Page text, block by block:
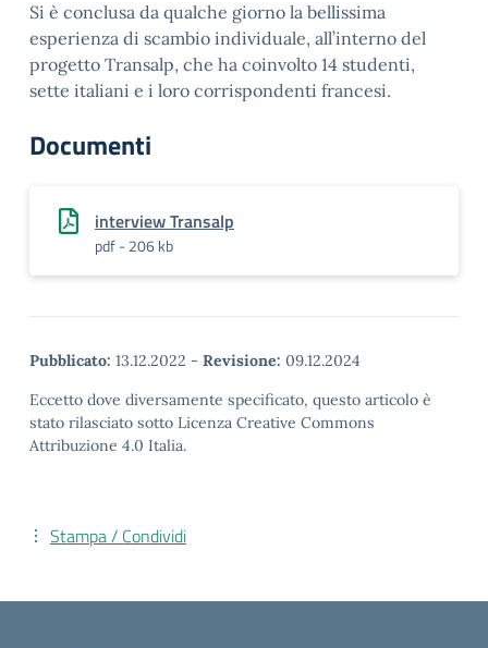
Si è conclusa da qualche giorno la bellissima
esperienza di scambio individuale, all’interno del
progetto Transalp, che ha coinvolto 14 studenti,
sette italiani e i loro corrispondenti francesi.
Documenti
interview Transalp
pdf - 206 kb
Pubblicato: 13.12.2022 - Revisione: 09.12.2024
Eccetto dove diversamente specificato, questo articolo è
stato rilasciato sotto Licenza Creative Commons
Attribuzione 4.0 Italia.
Stampa / Condividi